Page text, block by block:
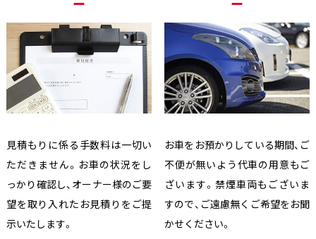
見積もりに係る手数料は一切い
ただきません。お車の状況をし
っかり確認し、オーナー様のご要
望を取り入れたお見積りをご提
示いたします。
お車をお預かりしている期間、ご
不便が無いよう代車の用意もご
ざいます。禁煙車両もございま
すので、ご遠慮無くご希望をお聞
かせください。